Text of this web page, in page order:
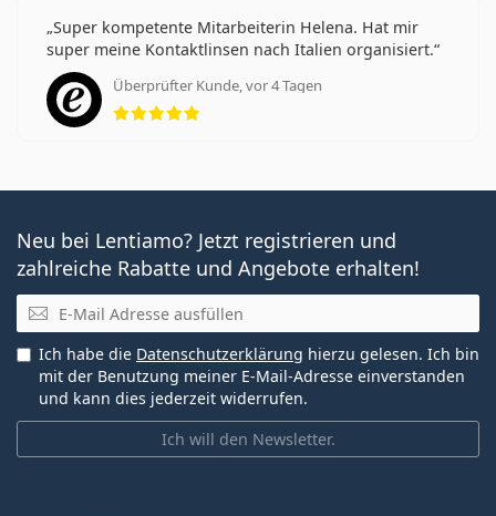
Super kompetente Mitarbeiterin Helena. Hat mir
super meine Kontaktlinsen nach Italien organisiert.
Überprüfter Kunde, vor 4 Tagen
Bewertung 5 aus 5
Neu bei Lentiamo? Jetzt registrieren und
zahlreiche Rabatte und Angebote erhalten!
E-Mail
Ich will den Newsletter.
Ich habe die Datenschutzerklärung hierzu gelesen. Ich bin
mit der Benutzung meiner E-Mail-Adresse einverstanden
und kann dies jederzeit widerrufen.